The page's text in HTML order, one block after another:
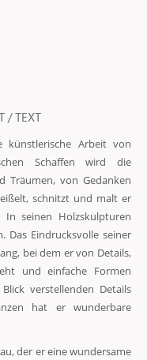
/ TEXT
künstlerische Arbeit von
Schaffen wird die
Träumen, von Gedanken
schnitzt und malt er
seinen Holzskulpturen
Das Eindrucksvolle seiner
bei dem er von Details,
und einfache Formen
verstellenden Details
hat er wunderbare
der er eine wundersame